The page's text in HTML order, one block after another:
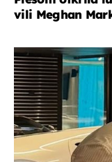
vili Meghan